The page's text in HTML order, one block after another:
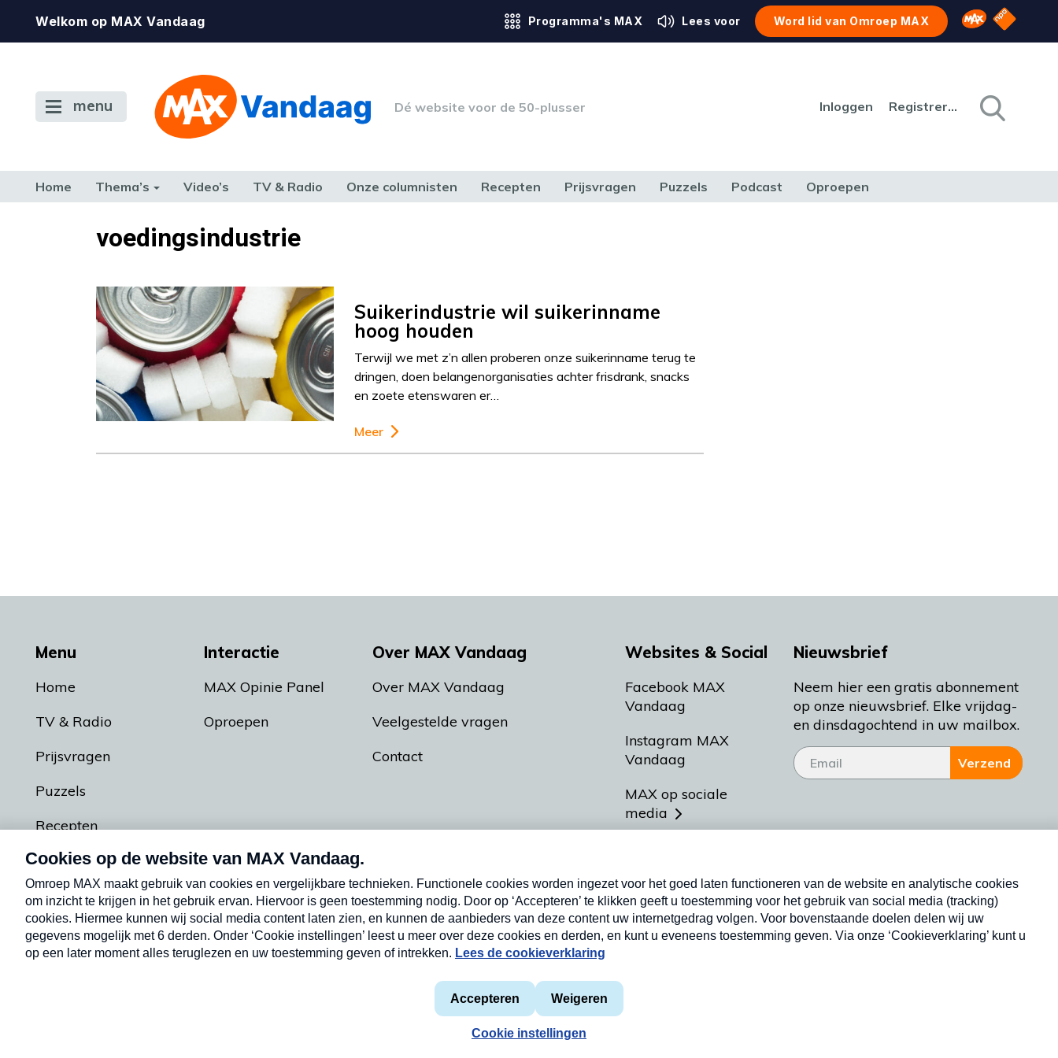
Welkom op MAX Vandaag Programma's MAX Lees voor Word lid van Omroep MAX Omroep MAX
NPO
menu Dé website voor de 50-plusser Inloggen Registreren
Home Thema’s Video’s TV & Radio Onze columnisten Recepten Prijsvragen Puzzels Podcast Oproepen
TERUG NAAR TOENvoedingsindustrie
Suikerindustrie wil suikerinname
hoog houden
Terwijl we met z’n allen proberen onze suikerinname terug te
dringen, doen belangenorganisaties achter frisdrank, snacks
en zoete etenswaren er…
Meer
Menu
Home
TV & Radio
Prijsvragen
Puzzels
Recepten
Podcasts
Interactie
MAX Opinie Panel
Oproepen
Over MAX Vandaag
Over MAX Vandaag
Veelgestelde vragen
Contact
Websites & Social
Facebook MAX
Vandaag
Instagram MAX
Vandaag
MAX op sociale
media
Meldpunt Actueel
Heel Holland Bakt
Nieuwsbrief
Neem hier een gratis abonnement
op onze nieuwsbrief. Elke vrijdag-
en dinsdagochtend in uw mailbox.
Verzend
Privacyverklaring
Cookieverklaring
Nieuwsbrief
Neem hier een gratis abonnement op onze